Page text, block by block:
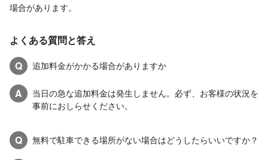
場合があります。
よくある質問と答え
Q
追加料金がかかる場合がありますか
A
当日の急な追加料金は発生しません。必ず、お客様の状況を
事前におしらせください。
Q 無料で駐車できる場所がない場合はどうしたらいいですか？